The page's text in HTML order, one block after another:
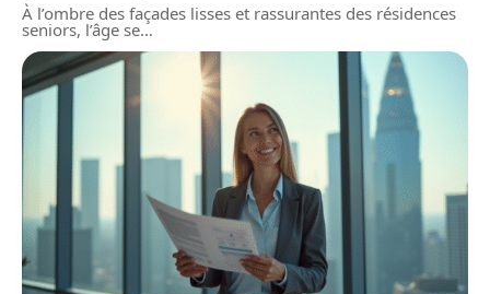
À l’ombre des façades lisses et rassurantes des résidences
seniors, l’âge se…